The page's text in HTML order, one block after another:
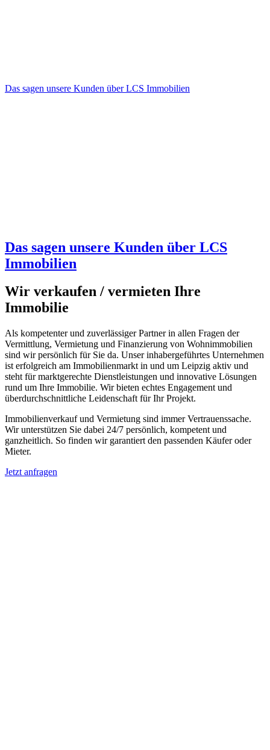
Das sagen unsere Kunden über LCS Immobilien
Das sagen unsere Kunden über LCS
Immobilien
Wir verkaufen / vermieten Ihre
Immobilie
Als kompetenter und zuverlässiger Partner in allen Fragen der
Vermittlung, Vermietung und Finanzierung von Wohnimmobilien
sind wir persönlich für Sie da. Unser inhabergeführtes Unternehmen
ist erfolgreich am Immobilienmarkt in und um Leipzig aktiv und
steht für marktgerechte Dienstleistungen und innovative Lösungen
rund um Ihre Immobilie. Wir bieten echtes Engagement und
überdurchschnittliche Leidenschaft für Ihr Projekt.
Immobilienverkauf und Vermietung sind immer Vertrauenssache.
Wir unterstützen Sie dabei 24/7 persönlich, kompetent und
ganzheitlich. So finden wir garantiert den passenden Käufer oder
Mieter.
Jetzt anfragen